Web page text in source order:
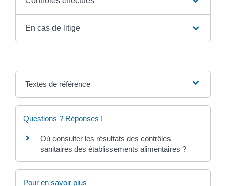
En cas de litige
Textes de référence
Questions ? Réponses !
Où consulter les résultats des contrôles
sanitaires des établissements alimentaires ?
Pour en savoir plus